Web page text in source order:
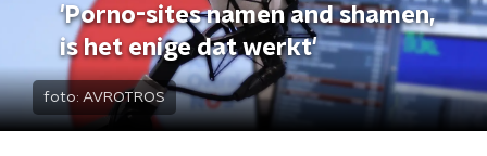
'Porno-sites namen and shamen,
is het enige dat werkt'
foto: AVROTROS